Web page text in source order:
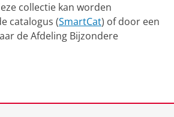
collectie kan worden
catalogus (SmartCat) of door een
de Afdeling Bijzondere